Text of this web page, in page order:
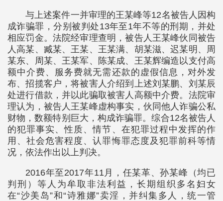
与上述案件一并审理的王某峰等12名被告人因构
成诈骗罪，分别被判处13年至1年不等的刑期，并处
相应罚金。法院经审理查明，被告人王某峰伙同被告
人高某、臧某、王某、王某满、胡某滋、迟某明、周
某东、周某、王某军、陈某成、王某辉编造以支付高
额中介费、服务费就无需还款的虚假信息，对外发
布、招揽客户，将被害人介绍到上述刘某鹏、刘某辰
处进行借款，并以此骗取被害人高额中介费。法院审
理认为，被告人王某峰虚构事实，伙同他人诈骗公私
财物，数额特别巨大，构成诈骗罪。综合12名被告人
的犯罪事实、性质、情节、在犯罪过程中发挥的作
用、社会危害程度、认罪悔罪态度及犯罪前科等情
况，依法作出以上判决。
2016年至2017年11月，任某革、孙某峰（均已
判刑）等人为牟取非法利益，长期组织多名妇女
在“沙美岛”和“诗雅娜”卖淫，并纠集多人，统一管